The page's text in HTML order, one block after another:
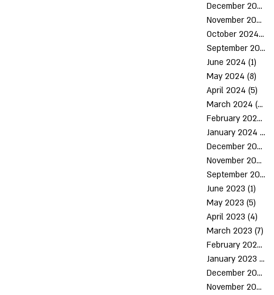
December 2024
November 2024
October 2024(6)
September 2024
June 2024 (1)
May 2024 (8)
April 2024 (5)
March 2024 (10)
February 2024
January 2024 (9)
December 2023
November 2023
September 2023
June 2023 (1)
May 2023 (5)
April 2023 (4)
March 2023 (7)
February 2023
January 2023 (7)
December 2022
November 2022